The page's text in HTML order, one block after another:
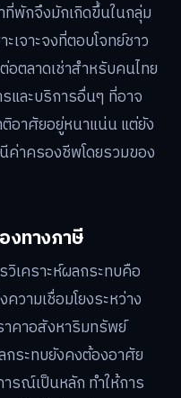
พักจึงมักเกิดขึ้นในกลุ่ม
จาะจงที่ตอบโจทย์ชาว
ตลาดเช่าสำหรับคนไทย
และบริการอื่นๆ ที่อาจ
อาศัยอยู่หนาแน่น แต่ยัง
ค่าครองชีพโดยรวมของ
งทางภาษี
เคราะห์ผลกระทบคือ
วามเชื่อมโยงระหว่าง
าคาอสังหาริมทรัพย์
กระทบยังคงต้องอาศัย
รณ์เป็นหลัก ทำให้การ